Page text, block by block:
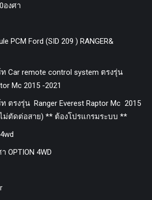
องศา
PCM Ford (SID 209 ) RANGER&
Car remote control system ตรงรุ่น
Mc 2015 -2021
ตรงรุ่น Ranger Everest Raptor Mc 2015
ม่ตัดต่อสาย) ** ต้องโปรแกรมระบบ **
OPTION 4WD